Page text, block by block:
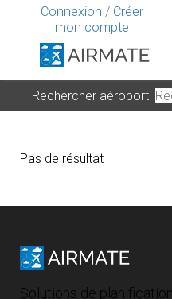
Connexion / Créer
mon compte
Rechercher aéroport
Pas de résultat
Solutions de